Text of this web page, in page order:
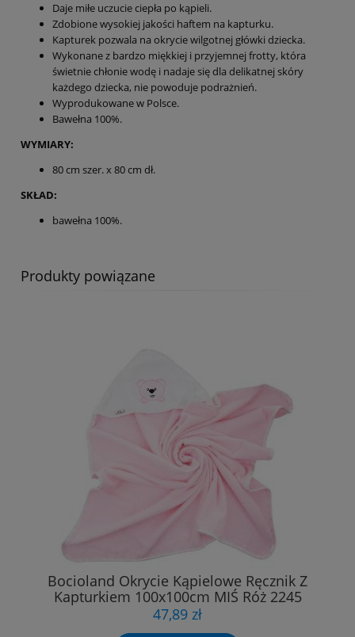
Daje miłe uczucie ciepła po kąpieli.
Zdobione wysokiej jakości haftem na kapturku.
Kapturek pozwala na okrycie wilgotnej główki dziecka.
Wykonane z bardzo miękkiej i przyjemnej frotty, która
świetnie chłonie wodę i nadaje się dla delikatnej skóry
każdego dziecka, nie powoduje podrażnień.
Wyprodukowane w Polsce.
Bawełna 100%.
WYMIARY:
80 cm szer. x 80 cm dł.
SKŁAD:
bawełna 100%.
Produkty powiązane
Bocioland Okrycie Kąpielowe Ręcznik Z
Kapturkiem 100x100cm MIŚ Róż 2245
47,89 zł